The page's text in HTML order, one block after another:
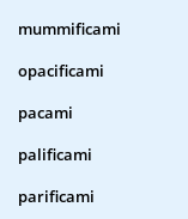
mummificami
opacificami
pacami
palificami
parificami